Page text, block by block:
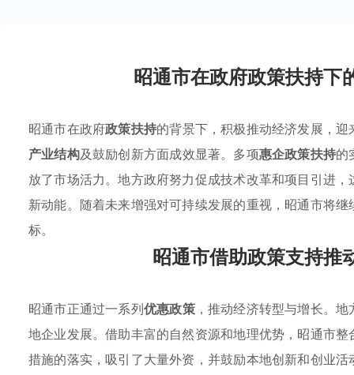
昭通市在政府政策扶持下
昭通市在政府政策扶持的背景下，积极推动经济发展，
产业结构及鼓励创新方面成效显著。多项惠企政策扶持的
放了市场活力。地方政府努力促成技术改革和项目引进
新动能。随着未来增强对可持续发展的重视，昭通市将
标。
昭通市借助政策支持推
昭通市正通过一系列优惠政策，推动经济转型与增长。
地企业发展。借助丰富的自然资源和地理优势，昭通市
措施的落实，吸引了大量外资，并鼓励本地创新和创业